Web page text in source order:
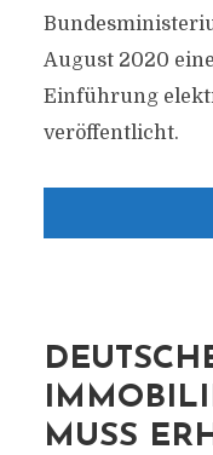
August 2020
Einführung
veröffentlicht.
MUSS